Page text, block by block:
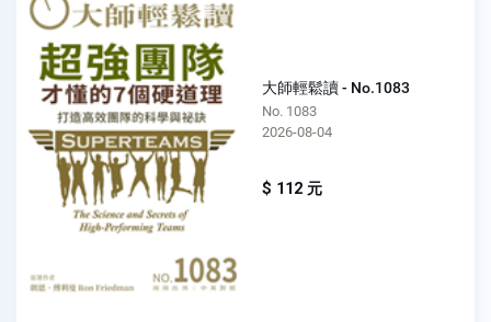
大師輕鬆讀 - No.1083
No. 1083
2026-08-04
$ 112 元